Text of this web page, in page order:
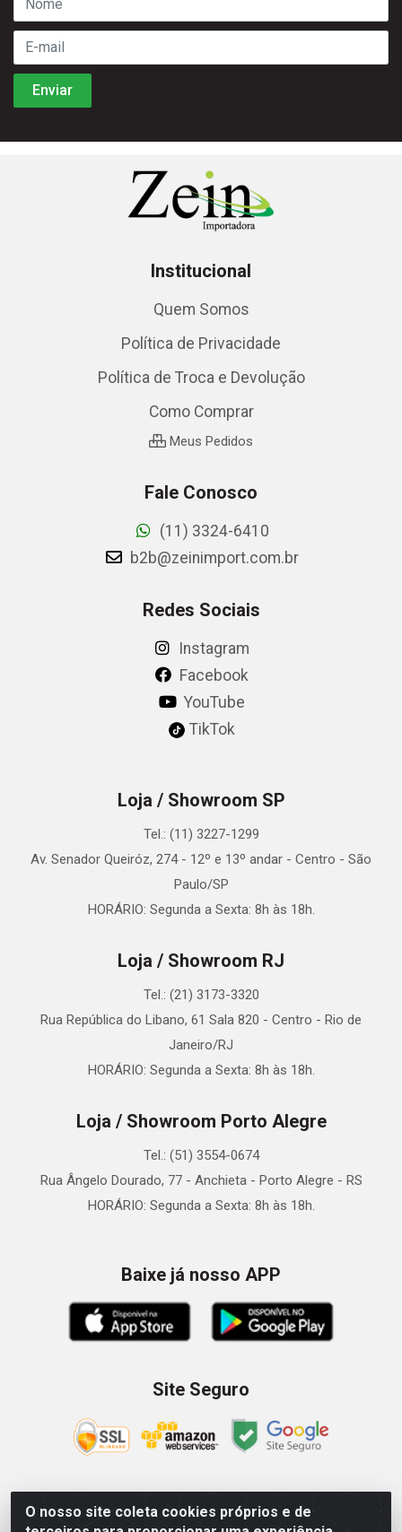
O nosso site coleta cookies próprios e de
Institucional
Quem Somos
Política de Privacidade
Política de Troca e Devolução
Como Comprar
Meus Pedidos
Fale Conosco
(11) 3324-6410
b2b@zeinimport.com.br
Redes Sociais
Instagram
Facebook
YouTube
TikTok
Loja / Showroom SP
Tel.: (11) 3227-1299
Av. Senador Queiróz, 274 - 12º e 13º andar - Centro - São
Paulo/SP
HORÁRIO: Segunda a Sexta: 8h às 18h.
Loja / Showroom RJ
Tel.: (21) 3173-3320
Rua República do Libano, 61 Sala 820 - Centro - Rio de
Janeiro/RJ
HORÁRIO: Segunda a Sexta: 8h às 18h.
Loja / Showroom Porto Alegre
Tel.: (51) 3554-0674
Rua Ângelo Dourado, 77 - Anchieta - Porto Alegre - RS
HORÁRIO: Segunda a Sexta: 8h às 18h.
Baixe já nosso APP
Site Seguro
Zein Importação e Comércio LTDA - Av. Senador Queiróz, 274